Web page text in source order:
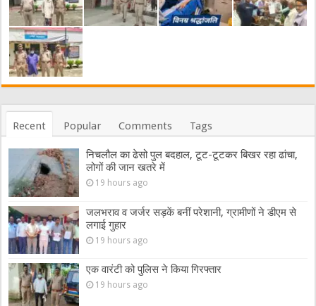
Recent Popular Comments Tags
निचलौल का ढेसो पुल बदहाल, टूट-टूटकर बिखर रहा ढांचा,
लोगों की जान खतरे में
19 hours ago
जलभराव व जर्जर सड़कें बनीं परेशानी, ग्रामीणों ने डीएम से
लगाई गुहार
19 hours ago
एक वारंटी को पुलिस ने किया गिरफ्तार
19 hours ago